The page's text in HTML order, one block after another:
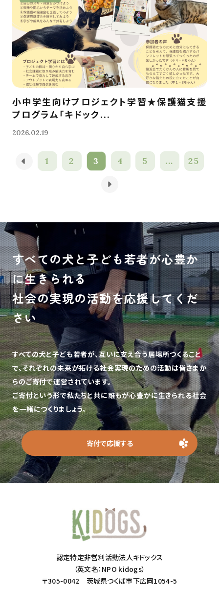
小中学生向けプロジェクト学習★保護猫支援
プログラム「キドック...
2026.02.19
1 2 3 4 5 ... 25
すべての犬と子ども若者が心豊か
に生きられる
社会の実現の活動を応援してくだ
さい
すべての犬と子ども若者が、互いに支え合う居場所つくること
で、それぞれの未来が拓ける社会実現のための活動は皆さまか
らのご寄付で運営されています。
ご寄付という形で私たちと共に誰もが心豊かに生きられる社会
を一緒につくりましょう。
寄付で応援する
認定特定非営利活動法人キドックス
（英文名：NPO kidogs）
〒305-0042 茨城県つくば市下広岡1054-5